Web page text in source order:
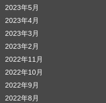
2023年5月
2023年4月
2023年3月
2023年2月
2022年11月
2022年10月
2022年9月
2022年8月